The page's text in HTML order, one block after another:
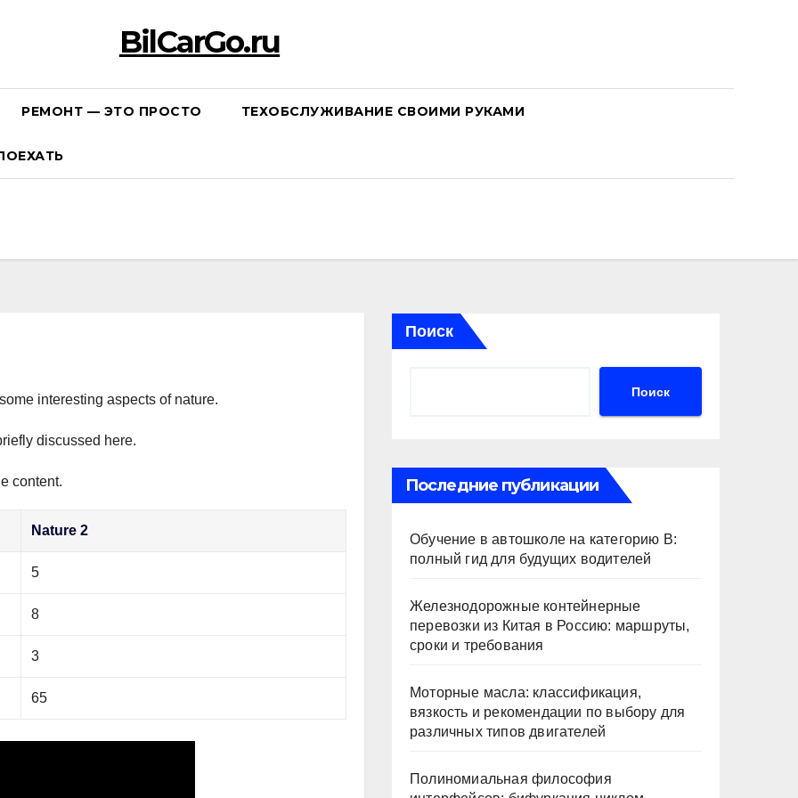
BilCarGo.ru
РЕМОНТ — ЭТО ПРОСТО ТЕХОБСЛУЖИВАНИЕ СВОИМИ РУКАМИ
interesting aspects of nature.
discussed here.
content.
Nature 2
5
8
3
65
Поиск
Поиск
Последние публикации
Обучение в автошколе на категорию В:
полный гид для будущих водителей
Железнодорожные контейнерные
перевозки из Китая в Россию: маршруты,
сроки и требования
Моторные масла: классификация,
вязкость и рекомендации по выбору для
различных типов двигателей
Полиномиальная философия